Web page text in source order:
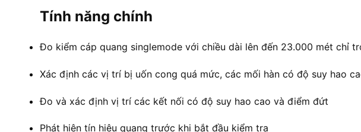
Tính năng chính
Đo kiểm cáp quang singlemode với chiều dài lên đến 23.000 mét chỉ
Xác định các vị trí bị uốn cong quá mức, các mối hàn có độ suy hao
Đo và xác định vị trí các kết nối có độ suy hao cao và điểm đứt
Phát hiện tín hiệu quang trước khi bắt đầu kiểm tra